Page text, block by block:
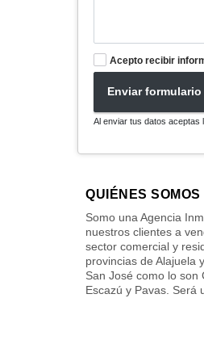
Acepto recibir
Enviar formulario
Al enviar tus datos aceptas
QUIÉNES SOMOS
Somo una Agencia
nuestros clientes a
sector comercial y
provincias de Alajuela
San José como lo son
Escazú y Pavas. Será